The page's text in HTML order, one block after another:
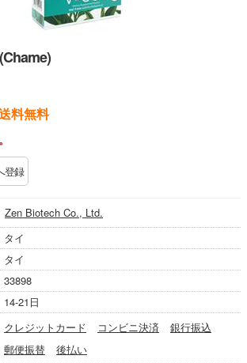
料無料
登録
Zen Biotech Co., Ltd.
タイ
タイ
33898
14-21日
クレジットカード コンビニ決済
銀行振込
郵便振替
後払い